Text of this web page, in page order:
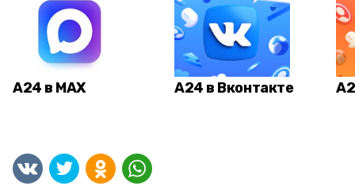
А24 в MAX А24 в Вконтакте